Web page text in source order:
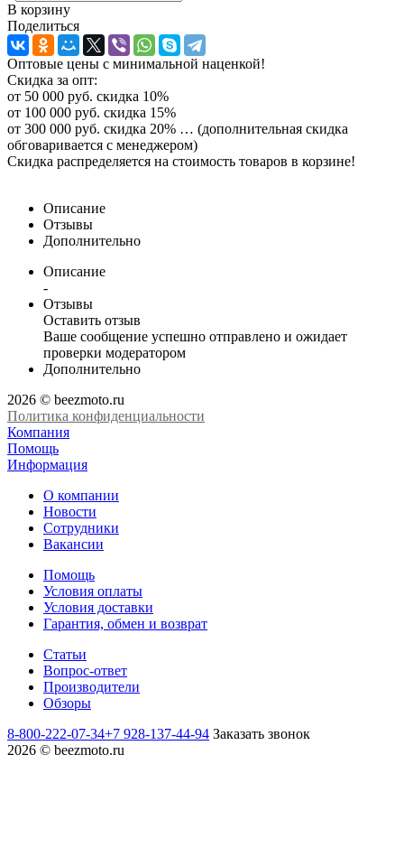
В корзину
Поделиться
Оптовые цены с минимальной наценкой!
Скидка за опт:
от 50 000 руб. скидка 10%
от 100 000 руб. скидка 15%
от 300 000 руб. скидка 20% … (дополнительная скидка
обговаривается с менеджером)
Скидка распределяется на стоимость товаров в корзине!
Описание
Отзывы
Дополнительно
Описание
-
Отзывы
Оставить отзыв
Ваше сообщение успешно отправлено и ожидает
проверки модератором
Дополнительно
2026 © beezmoto.ru
Политика конфиденциальности
Компания
Помощь
Информация
О компании
Новости
Сотрудники
Вакансии
Помощь
Условия оплаты
Условия доставки
Гарантия, обмен и возврат
Статьи
Вопрос-ответ
Производители
Обзоры
8-800-222-07-34+7 928-137-44-94 Заказать звонок
2026 © beezmoto.ru